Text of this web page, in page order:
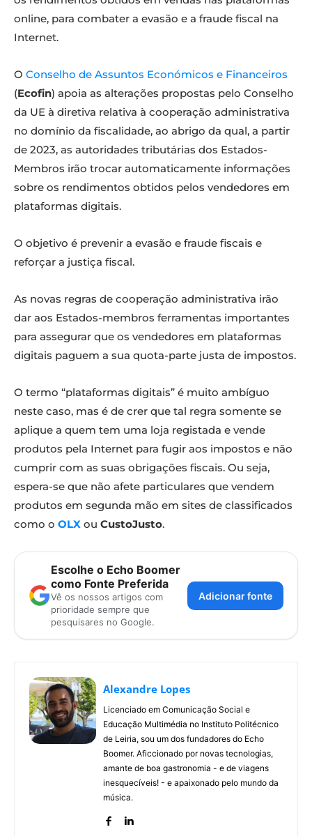
online, para combater a evasão e a fraude fiscal na
Internet.
O Conselho de Assuntos Económicos e Financeiros
(Ecofin) apoia as alterações propostas pelo Conselho
da UE à diretiva relativa à cooperação administrativa
no domínio da fiscalidade, ao abrigo da qual, a partir
de 2023, as autoridades tributárias dos Estados-
Membros irão trocar automaticamente informações
sobre os rendimentos obtidos pelos vendedores em
plataformas digitais.
O objetivo é prevenir a evasão e fraude fiscais e
reforçar a justiça fiscal.
As novas regras de cooperação administrativa irão
dar aos Estados-membros ferramentas importantes
para assegurar que os vendedores em plataformas
digitais paguem a sua quota-parte justa de impostos.
O termo “plataformas digitais” é muito ambíguo
neste caso, mas é de crer que tal regra somente se
aplique a quem tem uma loja registada e vende
produtos pela Internet para fugir aos impostos e não
cumprir com as suas obrigações fiscais. Ou seja,
espera-se que não afete particulares que vendem
produtos em segunda mão em sites de classificados
como o OLX ou CustoJusto.
Escolhe o Echo Boomer
como Fonte Preferida
Vê os nossos artigos com
prioridade sempre que
pesquisares no Google.
Adicionar fonte
Alexandre Lopes
Licenciado em Comunicação Social e
Educação Multimédia no Instituto Politécnico
de Leiria, sou um dos fundadores do Echo
Boomer. Aficcionado por novas tecnologias,
amante de boa gastronomia - e de viagens
inesquecíveis! - e apaixonado pelo mundo da
música.